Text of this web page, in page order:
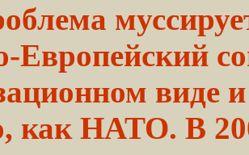
Европейский
виде
как НАТО. В